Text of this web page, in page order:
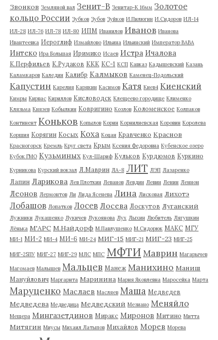
Звонков Земляной вал Зенит-В Зенитар-К 16мм Золотое
кольцо России Зубков Зубов Зуйков И.Пилюгин И.Сидоров ИЛ-14
ИЛ-28 ИЛ-76 ИЛ-78 ИЛ-80 ИПМ Иванилов Иванов Иванова
Ивантеевка Иероглиф Измайлово Ильина Ильинский Император ВАВА
Интеко Ира Большая Иримико Исаев Истра Ичалова
К.Перфильев К.Рудаков ККК КС-1 КСП Кавказ Кадышевский Казань
Каламкаров Каледин Калибр Калмыков Каменец-Подольский
Капустин Карелия Карякин Касимов Катя Киев4 Киенский
Кимры Кирвас Кириллов Кисловодск Клещеево городище Клименко
Клязьма Князев Кобылкин Ковригино Козлов Коломенское Колпаков
Континент Коньков Копылов Корин Корнилиевская Коровин Королева
Коршия Корягин Косых Коха Коцан Кравченко Краснов
Красногорск Кремль Круг света Крым Ксения Федоровна Кубенское озеро
Кубок ГМО Кузьминых Кул-Шариф Кульков Курдюмов Куркино
Курникова Курский вокзал Л.Маврин ЛА-8 ЛИТ ЛЭП Лазаренко
Лапин Ларикова Лев Плоткин Леванов Левдин Левин Ленин Леннон
Леонов Лермонтов Ли Лида Ясенева Лина Лисковая Лихотэ
Лобашов Лопатков Лосев Лосева Лоскутов Луганский
Лужники Лукашенко Лукичев Лукоянова Лух Лыхин Любитель Лягушкин
Лёнька М'АРС М.Найдорф М.Павлушенко М.Сидорюк МАКС МГУ
МИ-1 МИ-2 МИ-4 МИ-6 МИ-24 МИГ-15 МИГ-21 МИГ-23 МИГ-25
МИГ-25ПУ МИГ-27 МИГ-29 МЛС МПС МФТИ Маврин Магарычев
Магомаев Малышев Мальцев Манеж Манихино Маниш
Мануйлович Маргарита Маринина Мария Яковлевна Маросейка Марта
Маруценко Маслаев Масляев Маша Медведев
Медведева Медведица Медведский Мезиано Меняйло
Мещера Мингазетдинов Миракс Миронов Митино Митта
Митягин Миусы Михаил Латыпов Михайлов Морев Морева